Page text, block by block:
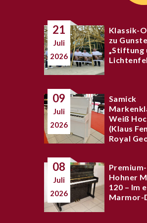
21
Juli
2026
Klassik-
zu
„Stiftung
09
Juli
2026
Samick
Weiß
(Klaus
Royal
08
Juli
2026
Hohner
120 – Im
Marmor-